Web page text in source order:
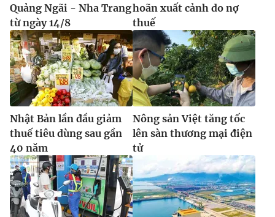
Quảng Ngãi - Nha Trang
từ ngày 14/8
hoãn xuất cảnh do nợ
thuế
Nhật Bản lần đầu giảm
thuế tiêu dùng sau gần
40 năm
Nông sản Việt tăng tốc
lên sàn thương mại điện
tử